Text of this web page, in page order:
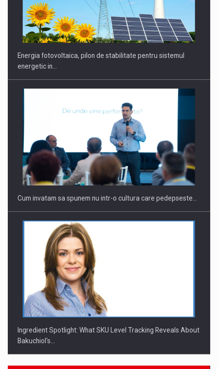
Energia fotovoltaica, pilon de stabilitate pentru sistemul
energetic in…
Cum invatam sa spunem nu intr-o cultura care pedepseste…
Ingredient Spotlight: What SKU Level Tracking Reveals About
Bakuchiol's…